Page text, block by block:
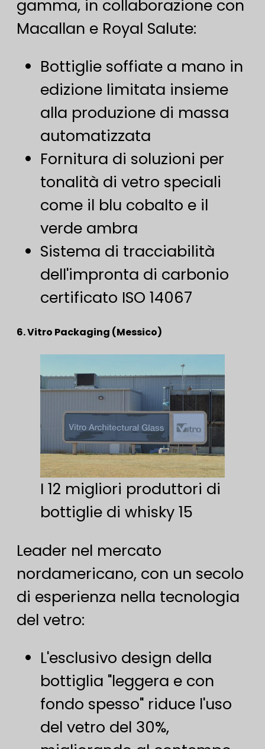
gamma, in collaborazione con
Macallan e Royal Salute:
Bottiglie soffiate a mano in
edizione limitata insieme
alla produzione di massa
automatizzata
Fornitura di soluzioni per
tonalità di vetro speciali
come il blu cobalto e il
verde ambra
Sistema di tracciabilità
dell'impronta di carbonio
certificato ISO 14067
6. Vitro Packaging (Messico)
I 12 migliori produttori di
bottiglie di whisky 15
Leader nel mercato
nordamericano, con un secolo
di esperienza nella tecnologia
del vetro:
L'esclusivo design della
bottiglia "leggera e con
fondo spesso" riduce l'uso
del vetro del 30%,